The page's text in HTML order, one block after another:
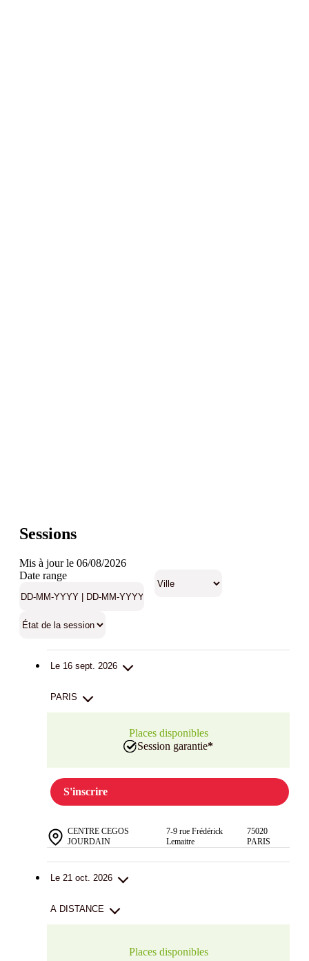
Sessions
Mis à jour le 06/08/2026
Date range
Le 16 sept. 2026
PARIS
Places disponibles
Session garantie*
S'inscrire
CENTRE CEGOS
JOURDAIN
7-9 rue Frédérick
Lemaitre
75020
PARIS
Le 21 oct. 2026
A DISTANCE
Places disponibles